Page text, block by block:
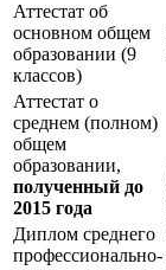
Аттестат об
основном общем
образовании (9
классов)
Аттестат о
среднем (полном)
общем
образовании,
полученный до
2015 года
Диплом среднего
профессионально-